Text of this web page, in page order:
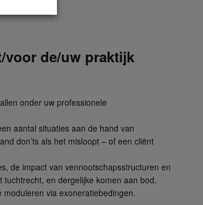
voor de/uw praktijk
onder uw professionele
aantal situaties aan de hand van
don’ts als het misloopt – of een cliënt
de impact van vennootschapsstructuren en
en dergelijke komen aan bod.
via exoneratiebedingen.